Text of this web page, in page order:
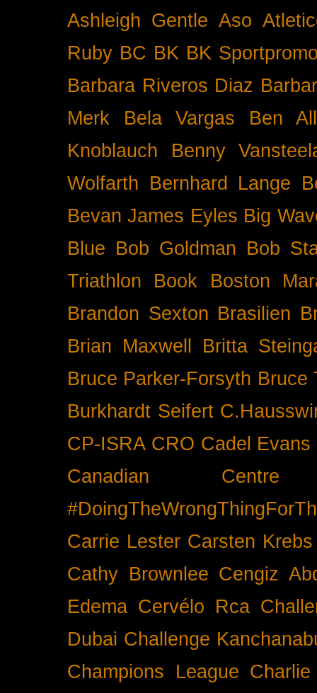
Ashleigh Gentle Aso
Ruby BC BK BK
Barbara Riveros Diaz
Merk
Bela Vargas
Ben
Knoblauch
Benny
Wolfarth Bernhard Lange
Bevan James Eyles Big
Blue Bob Goldman Bob
Triathlon
Book
Boston
Brandon Sexton Brasilien
Brian Maxwell
Britta
Bruce Parker-Forsyth Bruce
Burkhardt Seifert
CP-ISRA CRO Cadel Evans
Canadian
Carrie Lester Carsten Krebs
Cathy Brownlee Cengiz
Edema Cervélo Rca
Dubai Challenge
Champions League